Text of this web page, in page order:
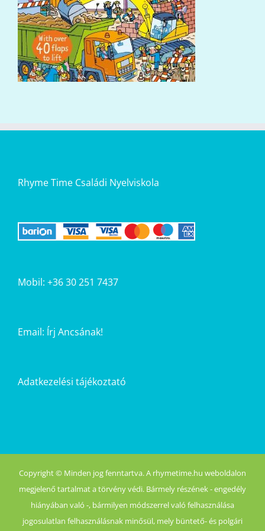
Rhyme Time Családi Nyelviskola
Mobil: +36 30 251 7437
Email: Írj Ancsának!
Adatkezelési tájékoztató
Copyright © Minden jog fenntartva. A rhymetime.hu weboldalon
megjelenő tartalmat a törvény védi. Bármely részének - engedély
hiányában való -, bármilyen módszerrel való felhasználása
jogosulatlan felhasználásnak minősül, mely büntető- és polgári